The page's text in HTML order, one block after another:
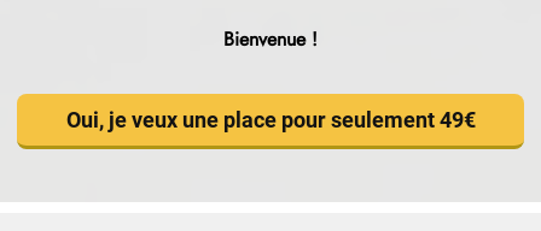
Bienvenue !
Oui, je veux une place pour seulement 49€